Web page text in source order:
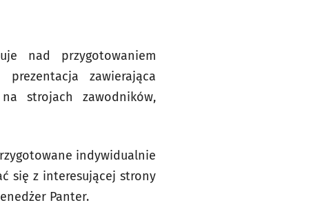
nad przygotowaniem
zawierająca
strojach zawodników,
indywidualnie
się z interesującej strony
Panter.